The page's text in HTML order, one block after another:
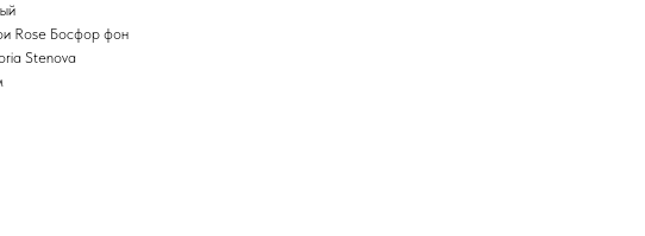
Rose Босфор фон
Stenova